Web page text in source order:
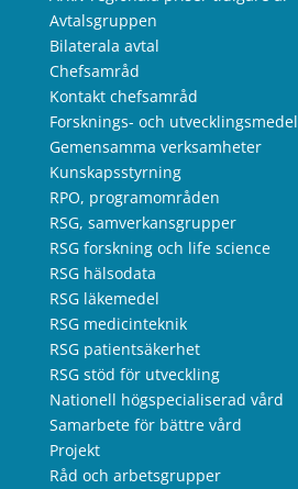
Avtalsgruppen
Bilaterala avtal
Chefsamråd
Kontakt chefsamråd
Forsknings- och utvecklingsmedel
Gemensamma verksamheter
Kunskapsstyrning
RPO, programområden
RSG, samverkansgrupper
RSG forskning och life science
RSG hälsodata
RSG läkemedel
RSG medicinteknik
RSG patientsäkerhet
RSG stöd för utveckling
Nationell högspecialiserad vård
Samarbete för bättre vård
Projekt
Råd och arbetsgrupper